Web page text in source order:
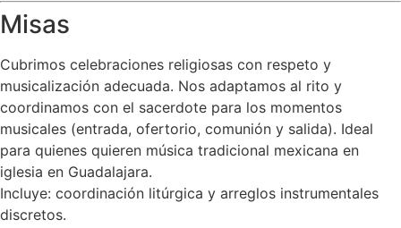
Misas
Cubrimos celebraciones religiosas con respeto y
musicalización adecuada. Nos adaptamos al rito y
coordinamos con el sacerdote para los momentos
musicales (entrada, ofertorio, comunión y salida). Ideal
para quienes quieren música tradicional mexicana en
iglesia en Guadalajara.
Incluye: coordinación litúrgica y arreglos instrumentales
discretos.